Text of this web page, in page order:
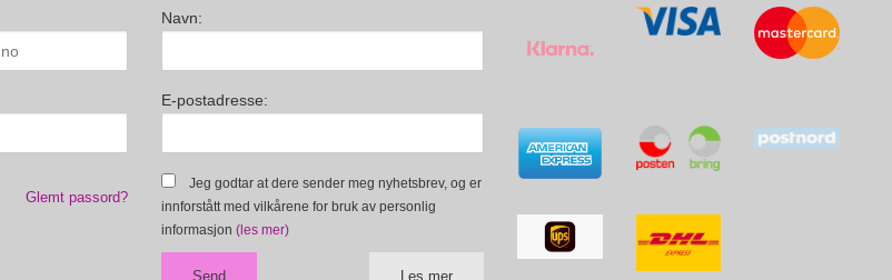
Glemt passord?
Navn:
E-postadresse:
Jeg godtar at dere sender meg nyhetsbrev, og er
innforstått med vilkårene for bruk av personlig
informasjon (les mer)
Les mer